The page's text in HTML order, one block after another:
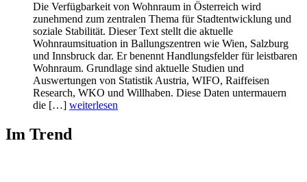
Die Verfügbarkeit von Wohnraum in Österreich wird
zunehmend zum zentralen Thema für Stadtentwicklung und
soziale Stabilität. Dieser Text stellt die aktuelle
Wohnraumsituation in Ballungszentren wie Wien, Salzburg
und Innsbruck dar. Er benennt Handlungsfelder für leistbaren
Wohnraum. Grundlage sind aktuelle Studien und
Auswertungen von Statistik Austria, WIFO, Raiffeisen
Research, WKO und Willhaben. Diese Daten untermauern
die […] weiterlesen
Im Trend